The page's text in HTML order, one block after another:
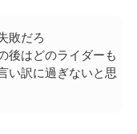
敗だろ
後はどのライダーも
い訳に過ぎないと思